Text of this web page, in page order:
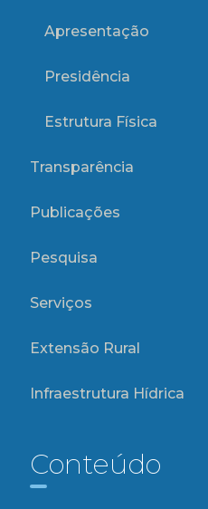
Apresentação
Presidência
Estrutura Física
Transparência
Publicações
Pesquisa
Serviços
Extensão Rural
Infraestrutura Hídrica
Conteúdo